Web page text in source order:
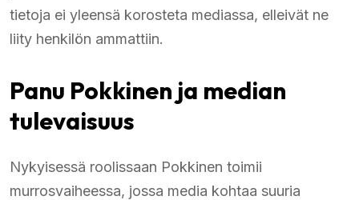
tietoja ei yleensä korosteta mediassa, elleivät ne
liity henkilön ammattiin.
Panu Pokkinen ja median
tulevaisuus
Nykyisessä roolissaan Pokkinen toimii
murrosvaiheessa, jossa media kohtaa suuria